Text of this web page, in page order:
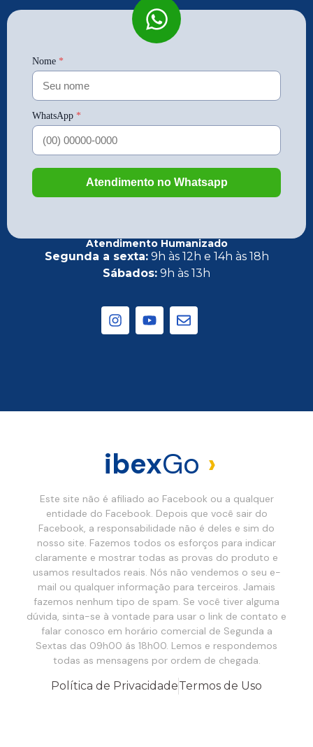
Atendimento Humanizado
Segunda a sexta:9h às 12h e 14h às 18h
Sábados: 9h às 13h
ibexGo ›
Este site não é afiliado ao Facebook ou a qualquer
entidade do Facebook. Depois que você sair do
Facebook, a responsabilidade não é deles e sim do
nosso site. Fazemos todos os esforços para indicar
claramente e mostrar todas as provas do produto e
usamos resultados reais. Nós não vendemos o seu e-
mail ou qualquer informação para terceiros. Jamais
fazemos nenhum tipo de spam. Se você tiver alguma
dúvida, sinta-se à vontade para usar o link de contato e
falar conosco em horário comercial de Segunda a
Sextas das 09h00 ás 18h00. Lemos e respondemos
todas as mensagens por ordem de chegada.
Política de PrivacidadeTermos de Uso